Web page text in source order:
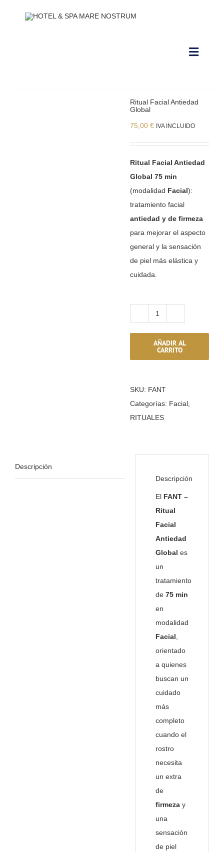
Toggle
Ritual Facial Antiedad
Global
75,00 € IVA INCLUIDO
Ritual Facial Antiedad
Global 75 min
(modalidad Facial):
tratamiento facial
antiedad y de firmeza
para mejorar el aspecto
general y la sensación
de piel más elástica y
cuidada.
Facial
Antiedad
Global
AÑADIR AL
CARRITO
SKU: FANT
Categorías: Facial,
RITUALES
Descripción
Descripción
El FANT –
Ritual
Facial
Antiedad
Global es
un
tratamiento
de 75 min
en
modalidad
Facial,
orientado
a quienes
buscan un
cuidado
más
completo
cuando el
rostro
necesita
un extra
de
firmeza y
una
sensación
de piel